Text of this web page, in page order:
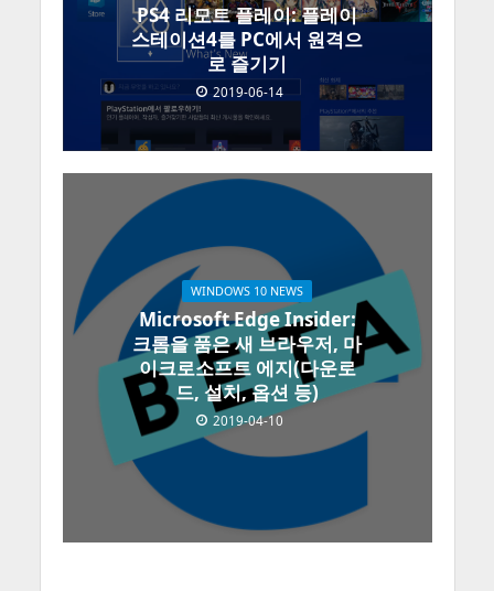
PS4 리모트 플레이: 플레이
스테이션4를 PC에서 원격으
로 즐기기
2019-06-14
WINDOWS 10 NEWS
Microsoft Edge Insider:
크롬을 품은 새 브라우저, 마
이크로소프트 에지(다운로
드, 설치, 옵션 등)
2019-04-10